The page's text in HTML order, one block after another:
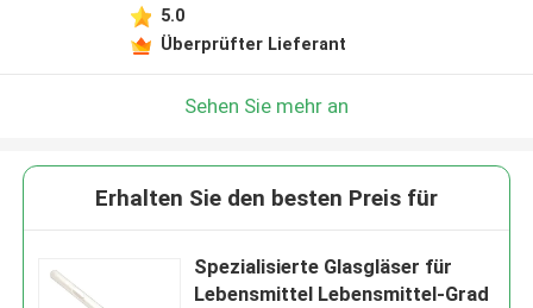
5.0
Überprüfter Lieferant
Sehen Sie mehr an
Erhalten Sie den besten Preis für
Spezialisierte Glasgläser für
Lebensmittel Lebensmittel-Grad